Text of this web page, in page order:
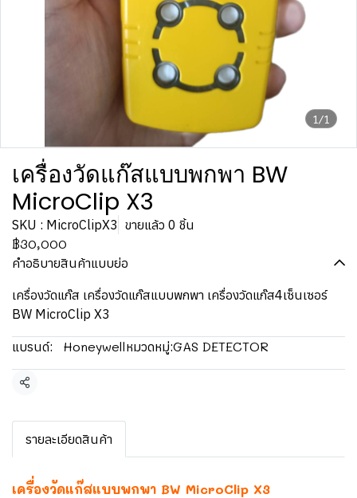
1/1
เครื่องวัดแก๊สแบบพกพา BW
MicroClip X3
SKU : MicroClipX3 ขายแล้ว 0 ชิ้น
฿30,000
คำอธิบายสินค้าแบบย่อ
เครื่องวัดแก๊ส เครื่องวัดแก๊สแบบพกพา เครื่องวัดแก๊ส4เซ็นเซอร์
BW MicroClip X3
แบรนด์: Honeywellหมวดหมู่:GAS DETECTOR
แชร์
รายละเอียดสินค้า
เครื่องวัดแก๊สแบบพกพา BW MicroClip X3